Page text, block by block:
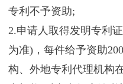
专利不予资助;
2.申请人取得发明专利
为准)，每件给予资助
构、外地专利代理机构